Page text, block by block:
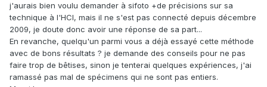
j'aurais bien voulu demander à sifoto +de précisions sur sa
technique à l'HCl, mais il ne s'est pas connecté depuis décembre
2009, je doute donc avoir une réponse de sa part...
En revanche, quelqu'un parmi vous a déjà essayé cette méthode
avec de bons résultats ? je demande des conseils pour ne pas
faire trop de bêtises, sinon je tenterai quelques expériences, j'ai
ramassé pas mal de spécimens qui ne sont pas entiers.